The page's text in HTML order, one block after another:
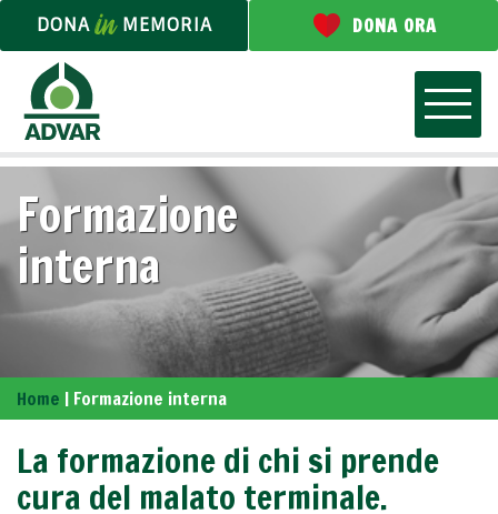
DONA MEMORIA DONA ORA
Formazione
interna
Home | Formazione interna
La formazione di chi si prende
cura del malato terminale.